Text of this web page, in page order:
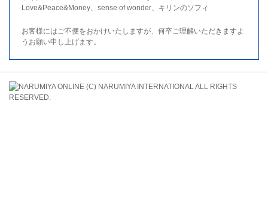
Love&Peace&Money、sense of wonder、キリンのソフィ
お客様にはご不便をおかけいたしますが、何卒ご理解いただきますよ
うお願い申し上げます。